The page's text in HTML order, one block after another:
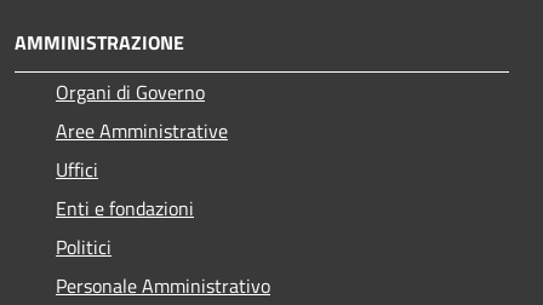
AMMINISTRAZIONE
Organi di Governo
Aree Amministrative
Uffici
Enti e fondazioni
Politici
Personale Amministrativo